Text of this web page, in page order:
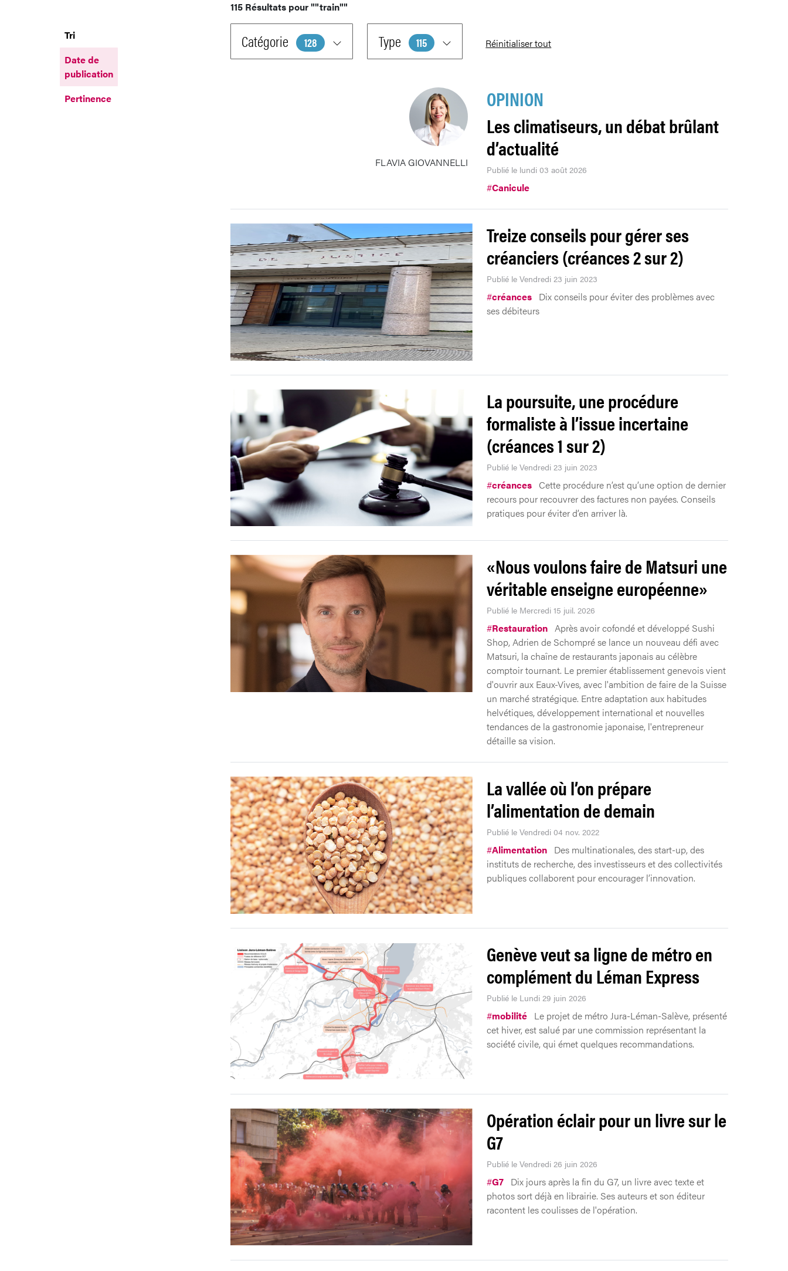
115 Résultats pour""train""
Tri
Date de
publication
Pertinence
Catégorie 128 Type 115 Réinitialiser tout
FLAVIA GIOVANNELLI
OPINION
Les climatiseurs, un débat brûlant
d’actualité
Publié le lundi 03 août 2026
#Canicule
Treize conseils pour gérer ses
créanciers (créances 2 sur 2)
Publié le Vendredi 23 juin 2023
#créances Dix conseils pour éviter des problèmes avec
ses débiteurs
La poursuite, une procédure
formaliste à l’issue incertaine
(créances 1 sur 2)
Publié le Vendredi 23 juin 2023
#créances Cette procédure n’est qu’une option de dernier
recours pour recouvrer des factures non payées. Conseils
pratiques pour éviter d’en arriver là.
«Nous voulons faire de Matsuri une
véritable enseigne européenne»
Publié le Mercredi 15 juil. 2026
#Restauration Après avoir cofondé et développé Sushi
Shop, Adrien de Schompré se lance un nouveau défi avec
Matsuri, la chaîne de restaurants japonais au célèbre
comptoir tournant. Le premier établissement genevois vient
d'ouvrir aux Eaux-Vives, avec l'ambition de faire de la Suisse
un marché stratégique. Entre adaptation aux habitudes
helvétiques, développement international et nouvelles
tendances de la gastronomie japonaise, l'entrepreneur
détaille sa vision.
La vallée où l’on prépare
l’alimentation de demain
Publié le Vendredi 04 nov. 2022
#Alimentation Des multinationales, des start-up, des
instituts de recherche, des investisseurs et des collectivités
publiques collaborent pour encourager l’innovation.
Genève veut sa ligne de métro en
complément du Léman Express
Publié le Lundi 29 juin 2026
#mobilité Le projet de métro Jura-Léman-Salève, présenté
cet hiver, est salué par une commission représentant la
société civile, qui émet quelques recommandations.
Opération éclair pour un livre sur le
G7
Publié le Vendredi 26 juin 2026
#G7 Dix jours après la fin du G7, un livre avec texte et
photos sort déjà en librairie. Ses auteurs et son éditeur
racontent les coulisses de l'opération.